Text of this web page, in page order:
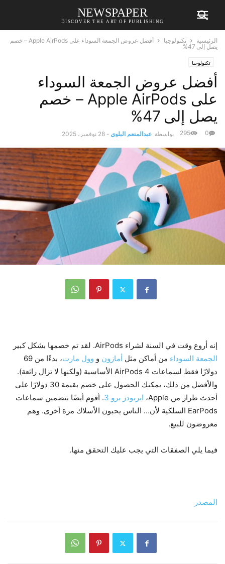
NEWSPAPER
DISCOVER THE ART OF PUBLISHING
الرئيسية تكنولوجيا
أفضل عروض الجمعة السوداء على Apple AirPods – خصم
يصل إلى 47%
تكنولوجيا
أفضل عروض الجمعة السوداء
على Apple AirPods – خصم
يصل إلى 47%
بواسطة عبدالمنعم البلوي - 28 نوفمبر، 2025 0
295
إنه أروع وقت في السنة لشراء AirPods. لقد تم خصمها بشكل كبير
الجمعة السوداء من أماكن مثل أمازون و وول مارت
، بدءًا من 69
دولارًا فقط لسماعات AirPods 4 الأساسية (ولكنها لا تزال رائعة).
والأفضل من ذلك، يمكنك الحصول على خصم بقيمة 30 دولارًا على
أحدث طراز من Apple،
ايربودز برو 3
. أقوم أيضًا بتضمين سماعات
EarPods السلكية لأن… الناس يحبون الأسلاك مرة أخرى. وهم
معروضون ​​للبيع.
فيما يلي الصفقات التي يجب عليك التحقق منها.
المصدر